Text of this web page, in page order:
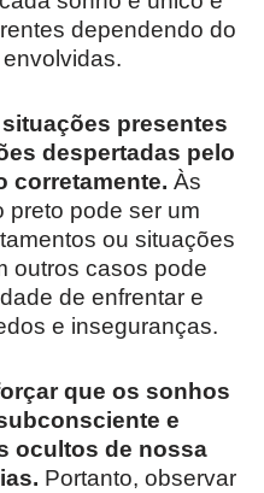
dependendo do
presentes
despertadas pelo
corretamente. Às
preto pode ser um
ou situações
outros casos pode
de enfrentar e
e inseguranças.
que os sonhos
e
ocultos de nossa
Portanto, observar